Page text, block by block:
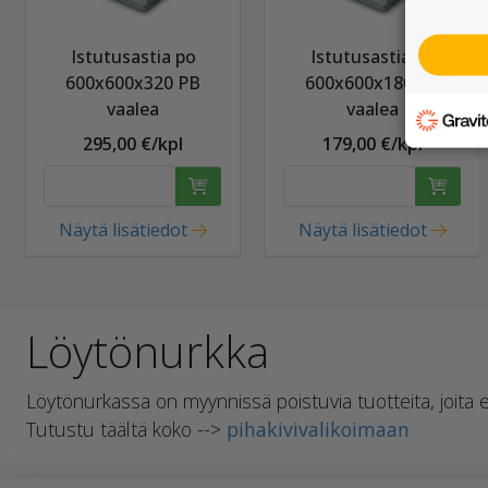
Istutusastia po
600x600x320 PB
vaalea
295,00 €/kpl
Näytä lisätiedot
Istutusastia ko
600x600x180 PB
vaalea
179,00 €/kpl
Näytä lisätiedot
Löytönurkka
Löytönurkassa on myynnissä poistuvia tuotteita, joita
Tutustu täältä koko --> pihakivivalikoimaan